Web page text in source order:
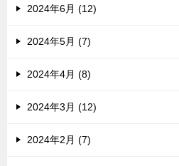
2024年6月 (12)
2024年5月 (7)
2024年4月 (8)
2024年3月 (12)
2024年2月 (7)